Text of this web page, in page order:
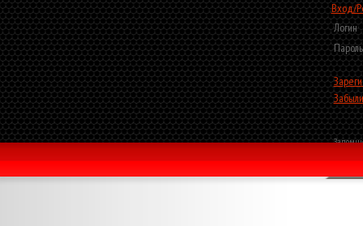
Вход/
Логин
Пароль